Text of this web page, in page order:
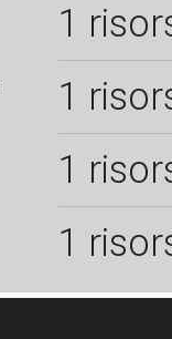
1
1
1
1